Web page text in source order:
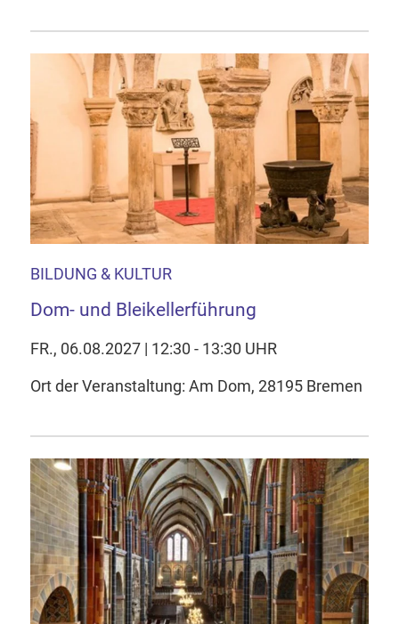
BILDUNG & KULTUR
Dom- und Bleikellerführung
FR., 06.08.2027 | 12:30 - 13:30 UHR
Ort der Veranstaltung: Am Dom, 28195 Bremen